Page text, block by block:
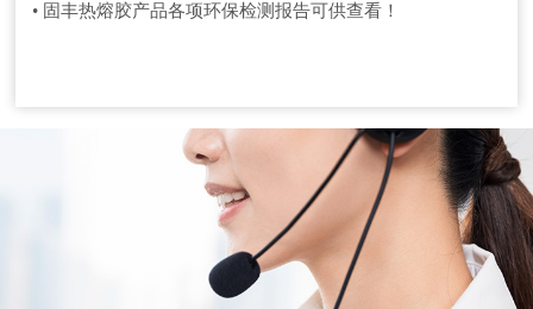
• 固丰热熔胶产品各项环保检测报告可供查看！